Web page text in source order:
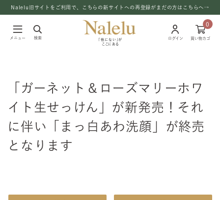
Nalelu旧サイトをご利用で、こちらの新サイトへの再登録がまだの方はこちらへ→
メニュー 検索
「他にない」が
ここにある
ログイン
0
買い物カゴ
「ガーネット＆ローズマリーホワ
イト生せっけん」が新発売！それ
に伴い「まっ白あわ洗顔」が終売
となります